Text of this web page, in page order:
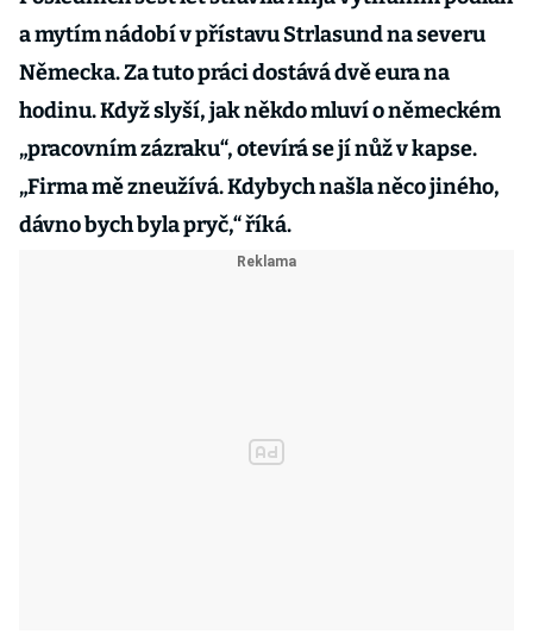
a mytím nádobí v přístavu Strlasund na severu
Německa. Za tuto práci dostává dvě eura na
hodinu. Když slyší, jak někdo mluví o německém
„pracovním zázraku“, otevírá se jí nůž v kapse.
„Firma mě zneužívá. Kdybych našla něco jiného,
dávno bych byla pryč,“ říká.